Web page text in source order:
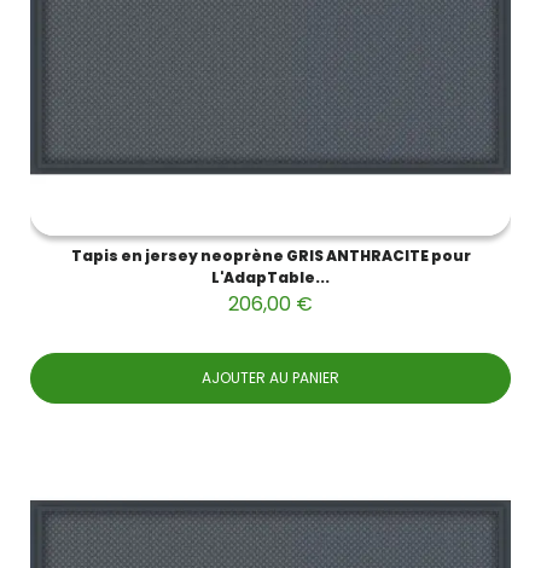
Tapis en jersey neoprène GRIS ANTHRACITE pour
L'AdapTable...
206,00 €
AJOUTER AU PANIER